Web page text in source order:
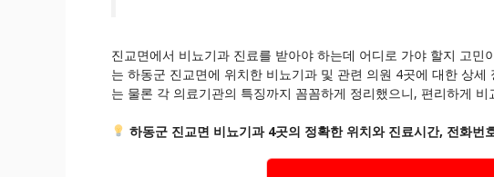
진교면에서 비뇨기과 진료를 받아야 하는데 어디로 가야 할지 고민
는 하동군 진교면에 위치한 비뇨기과 및 관련 의원 4곳에 대한 상
는 물론 각 의료기관의 특징까지 꼼꼼하게 정리했으니, 편리하게
하동군 진교면 비뇨기과 4곳의 정확한 위치와 진료시간, 전화번